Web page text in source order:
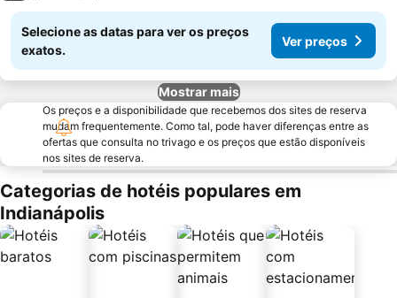
Selecione as datas para ver os preços
exatos.
Ver preços
Mostrar mais
Os preços e a disponibilidade que recebemos dos sites de reserva
mudam frequentemente. Como tal, pode haver diferenças entre as
ofertas que consulta no trivago e os preços que estão disponíveis
nos sites de reserva.
Categorias de hotéis populares em
Indianápolis